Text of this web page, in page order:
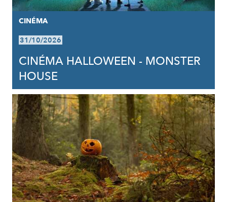
CINÉMA
31/10/2026
CINÉMA HALLOWEEN - MONSTER
HOUSE